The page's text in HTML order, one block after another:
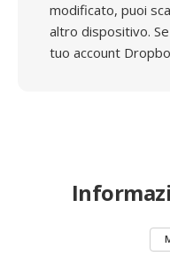
modificato, puoi
altro dispositivo.
tuo account